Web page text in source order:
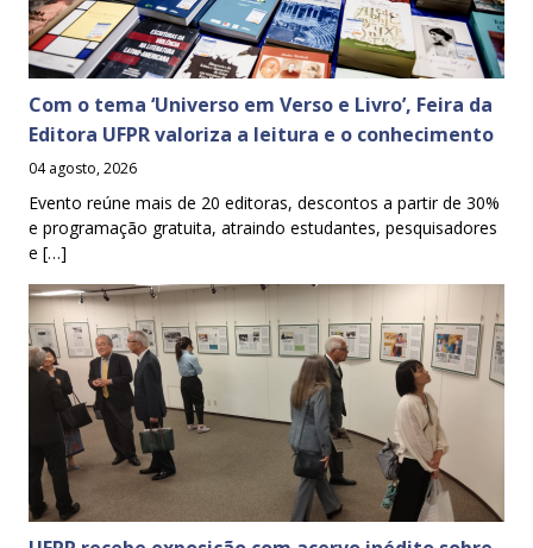
Com o tema ‘Universo em Verso e Livro’, Feira da
Editora UFPR valoriza a leitura e o conhecimento
04 agosto, 2026
Evento reúne mais de 20 editoras, descontos a partir de 30%
e programação gratuita, atraindo estudantes, pesquisadores
e […]